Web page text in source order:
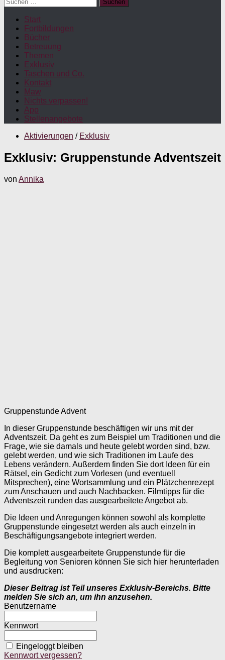
nach:
Start
Fortbildungen
Bücher
Betreuung
Themen
Exklusiv
Taschen und Co.
Kontakt
Maw
Nichts verpassen!
App
Stellenangebote
Aktivierungen / Exklusiv
Exklusiv: Gruppenstunde Adventszeit
von Annika
Gruppenstunde Advent
In dieser Gruppenstunde beschäftigen wir uns mit der
Adventszeit. Da geht es zum Beispiel um Traditionen und die
Frage, wie sie damals und heute gelebt worden sind, bzw.
gelebt werden, und wie sich Traditionen im Laufe des
Lebens verändern. Außerdem finden Sie dort Ideen für ein
Rätsel, ein Gedicht zum Vorlesen (und eventuell
Mitsprechen), eine Wortsammlung und ein Plätzchenrezept
zum Anschauen und auch Nachbacken. Filmtipps für die
Adventszeit runden das ausgearbeitete Angebot ab.
Die Ideen und Anregungen können sowohl als komplette
Gruppenstunde eingesetzt werden als auch einzeln in
Beschäftigungsangebote integriert werden.
Die komplett ausgearbeitete Gruppenstunde für die
Begleitung von Senioren können Sie sich hier herunterladen
und ausdrucken:
Dieser Beitrag ist Teil unseres Exklusiv-Bereichs. Bitte
melden Sie sich an, um ihn anzusehen.
Benutzername
Kennwort
Eingeloggt bleiben
Kennwort vergessen?